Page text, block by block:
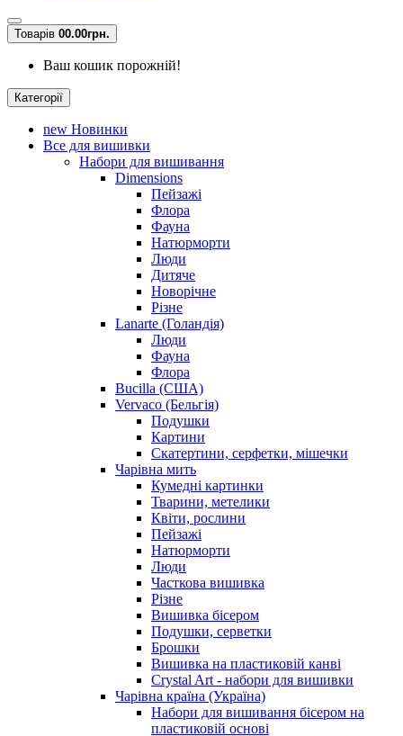
Товарів 00.00грн.
Ваш кошик порожній!
Категорії
new Новинки
Все для вишивки
Набори для вишивання
Dimensions
Пейзажі
Флора
Фауна
Натюрморти
Люди
Дитяче
Новорічне
Різне
Lanarte (Голандія)
Люди
Фауна
Флора
Bucilla (США)
Vervaco (Бельгія)
Подушки
Картини
Скатертини, серфетки, мішечки
Чарiвна мить
Кумедні картинки
Тварини, метелики
Квіти, рослини
Пейзажі
Натюрморти
Люди
Часткова вишивка
Різне
Вишивка бісером
Подушки, серветки
Брошки
Вишивка на пластиковій канві
Crystal Art - набори для вишивки
Чарівна країна (Україна)
Набори для вишивання бісером на
пластиковій основі